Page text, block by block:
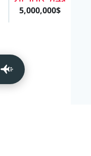
5,000,000$